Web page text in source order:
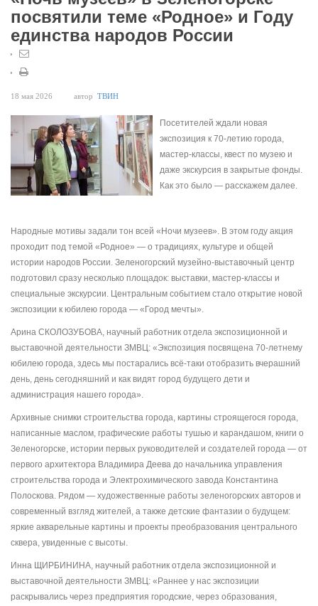
посвятили теме «Родное» и Году
единства народов России
18 мая 2026 автор ТВИН
Посетителей ждали новая
экспозиция к 70-летию города,
мастер-классы, квест по музею и
даже экскурсия в закрытые фонды.
Как это было — расскажем далее.
Народные мотивы задали тон всей «Ночи музеев». В этом году акция
проходит под темой «Родное» — о традициях, культуре и общей
истории народов России. Зеленогорский музейно-выставочный центр
подготовил сразу несколько площадок: выставки, мастер-классы и
специальные экскурсии. Центральным событием стало открытие новой
экспозиции к юбилею города — «Город мечты».
Арина СКОЛОЗУБОВА, научный работник отдела экспозиционной и
выставочной деятельности ЗМВЦ: «Экспозиция посвящена 70-летнему
юбилею города, здесь мы постарались всё-таки отобразить вчерашний
день, день сегодняшний и как видят город будущего дети и
администрация нашего города».
Архивные снимки строительства города, картины строящегося города,
написанные маслом, графические работы тушью и карандашом, книги о
Зеленогорске, истории первых руководителей и создателей города — от
первого архитектора Владимира Деева до начальника управления
строительства города и Электрохимического завода Константина
Полоскова. Рядом — художественные работы зеленогорских авторов и
современный взгляд жителей, а также детские фантазии о будущем:
яркие акварельные картины и проекты преобразования центрального
сквера, увиденные с высоты.
Инна ЩИРБИНИНА, научный работник отдела экспозиционной и
выставочной деятельности ЗМВЦ: «Раннее у нас экспозиции
раскрывались через предприятия городские, через образования,